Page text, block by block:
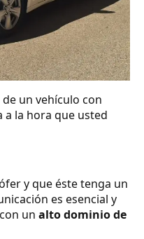
un vehículo con
la hora que usted
y que éste tenga un
es esencial y
un alto dominio de